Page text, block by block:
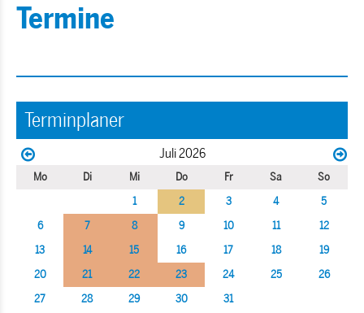
Termine
Terminplaner
Juli 2026
Mo Di Mi Do Fr Sa
So
1
2 3 4
5
6
7 8 9 10 11
12
13
14 15 16 17 18
19
20
21 22 23 24 25
26
27
28 29 30 31